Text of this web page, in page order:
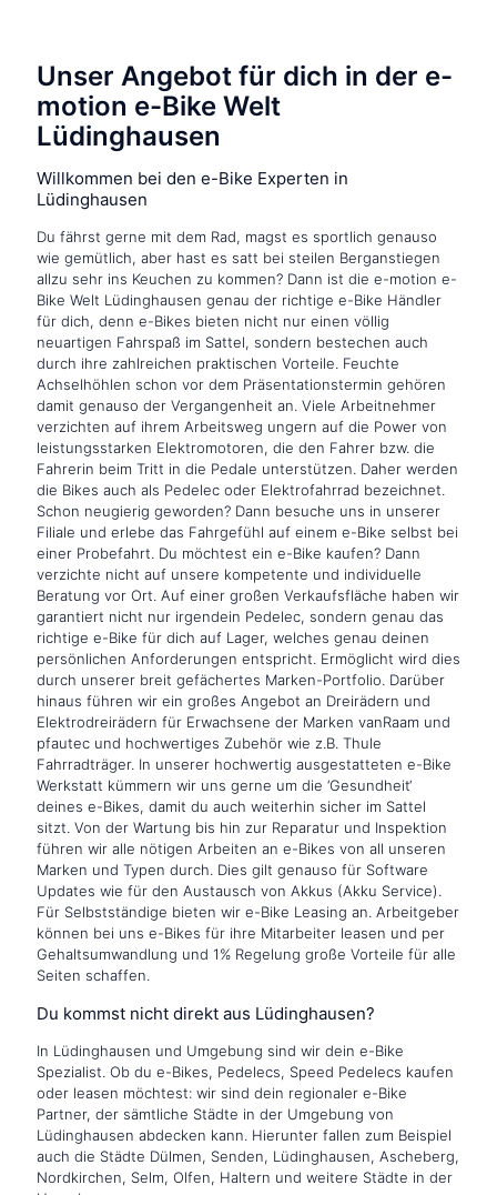
Unser Angebot für dich in der e-
motion e-Bike Welt
Lüdinghausen
Willkommen bei den e-Bike Experten in
Lüdinghausen
Du fährst gerne mit dem Rad, magst es sportlich genauso
wie gemütlich, aber hast es satt bei steilen Berganstiegen
allzu sehr ins Keuchen zu kommen? Dann ist die e-motion e-
Bike Welt Lüdinghausen genau der richtige e-Bike Händler
für dich, denn e-Bikes bieten nicht nur einen völlig
neuartigen Fahrspaß im Sattel, sondern bestechen auch
durch ihre zahlreichen praktischen Vorteile. Feuchte
Achselhöhlen schon vor dem Präsentationstermin gehören
damit genauso der Vergangenheit an. Viele Arbeitnehmer
verzichten auf ihrem Arbeitsweg ungern auf die Power von
leistungsstarken Elektromotoren, die den Fahrer bzw. die
Fahrerin beim Tritt in die Pedale unterstützen. Daher werden
die Bikes auch als Pedelec oder Elektrofahrrad bezeichnet.
Schon neugierig geworden? Dann besuche uns in unserer
Filiale und erlebe das Fahrgefühl auf einem e-Bike selbst bei
einer Probefahrt. Du möchtest ein e-Bike kaufen? Dann
verzichte nicht auf unsere kompetente und individuelle
Beratung vor Ort. Auf einer großen Verkaufsfläche haben wir
garantiert nicht nur irgendein Pedelec, sondern genau das
richtige e-Bike für dich auf Lager, welches genau deinen
persönlichen Anforderungen entspricht. Ermöglicht wird dies
durch unserer breit gefächertes Marken-Portfolio. Darüber
hinaus führen wir ein großes Angebot an Dreirädern und
Elektrodreirädern für Erwachsene der Marken vanRaam und
pfautec und hochwertiges Zubehör wie z.B. Thule
Fahrradträger. In unserer hochwertig ausgestatteten e-Bike
Werkstatt kümmern wir uns gerne um die ‘Gesundheit‘
deines e-Bikes, damit du auch weiterhin sicher im Sattel
sitzt. Von der Wartung bis hin zur Reparatur und Inspektion
führen wir alle nötigen Arbeiten an e-Bikes von all unseren
Marken und Typen durch. Dies gilt genauso für Software
Updates wie für den Austausch von Akkus (Akku Service).
Für Selbstständige bieten wir e-Bike Leasing an. Arbeitgeber
können bei uns e-Bikes für ihre Mitarbeiter leasen und per
Gehaltsumwandlung und 1% Regelung große Vorteile für alle
Seiten schaffen.
Du kommst nicht direkt aus Lüdinghausen?
In Lüdinghausen und Umgebung sind wir dein e-Bike
Spezialist. Ob du e-Bikes, Pedelecs, Speed Pedelecs kaufen
oder leasen möchtest: wir sind dein regionaler e-Bike
Partner, der sämtliche Städte in der Umgebung von
Lüdinghausen abdecken kann. Hierunter fallen zum Beispiel
auch die Städte Dülmen, Senden, Lüdinghausen, Ascheberg,
Nordkirchen, Selm, Olfen, Haltern und weitere Städte in der